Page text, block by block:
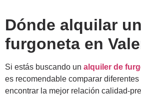
Dónde alquilar
furgoneta en
Si estás buscando un alquiler de
es recomendable comparar
encontrar la mejor relación calidad-